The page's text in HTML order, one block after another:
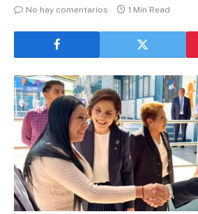
No hay comentarios
1 Min Read